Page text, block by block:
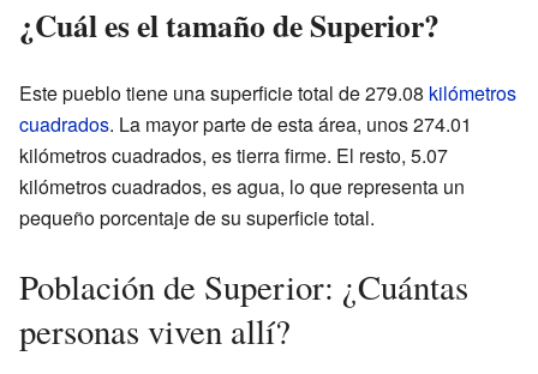
¿Cuál es el tamaño de Superior?
Este pueblo tiene una superficie total de 279.08 kilómetros
cuadrados. La mayor parte de esta área, unos 274.01
kilómetros cuadrados, es tierra firme. El resto, 5.07
kilómetros cuadrados, es agua, lo que representa un
pequeño porcentaje de su superficie total.
Población de Superior: ¿Cuántas
personas viven allí?